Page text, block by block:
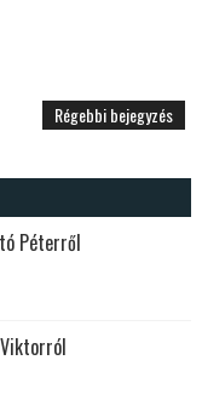
Régebbi bejegyzés
Péterről